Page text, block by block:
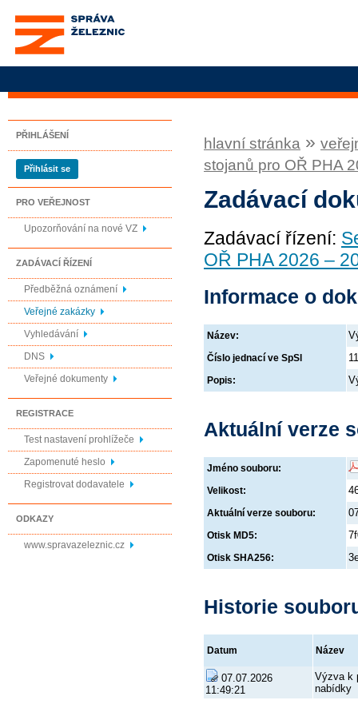
Správa železnic, státní
organizace
PŘIHLÁŠENÍ
Přihlásit se
PRO VEŘEJNOST
Upozorňování na nové VZ
ZADÁVACÍ ŘÍZENÍ
Předběžná oznámení
Veřejné zakázky
Vyhledávání
DNS
Veřejné dokumenty
REGISTRACE
Test nastavení prohlížeče
Zapomenuté heslo
Registrovat dodavatele
ODKAZY
www.spravazeleznic.cz
hlavní stránka »
stojanů pro OŘ PHA
Zadávací
Zadávací řízení:
OŘ PHA 2026 –
Informace o
Název:
Číslo jednací ve SpSl
Popis:
Aktuální verze
Jméno souboru:
Velikost:
Aktuální verze souboru:
Otisk MD5:
Otisk SHA256:
Historie
Datum Název
07.07.2026
11:49:21
Výzva k
nabídky